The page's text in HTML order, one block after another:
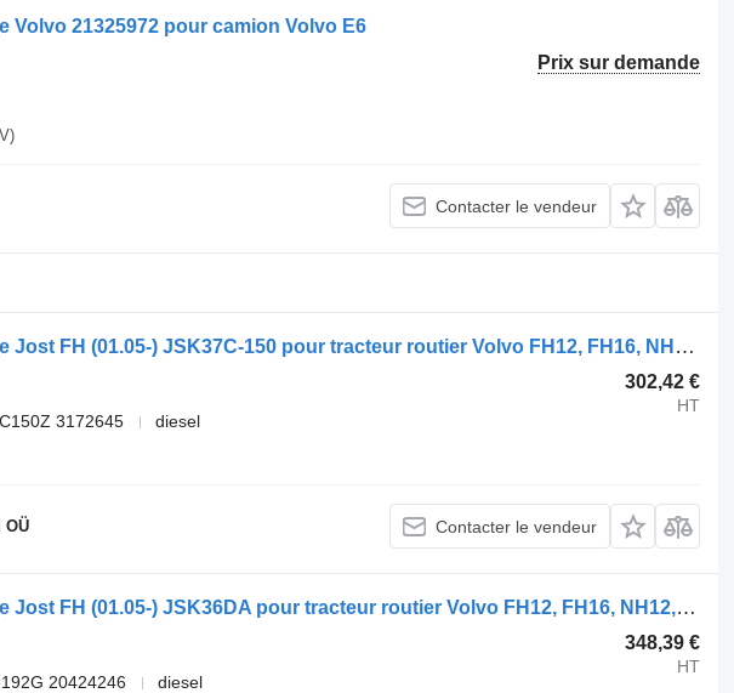
Volvo 21325972 pour camion Volvo E6
Prix sur demande
Contacter le vendeur
Sellette d'attelage Jost FH (01.05-) JSK37C-150 pour tracteur routier Volvo FH12, FH16, NH12, FH, VNL780 (1993-2014)
302,42 €
HT
3172645
diesel
OÜ Contacter le vendeur
Sellette d'attelage Jost FH (01.05-) JSK36DA pour tracteur routier Volvo FH12, FH16, NH12, FH, VNL780 (1993-2014)
348,39 €
HT
20424246
diesel